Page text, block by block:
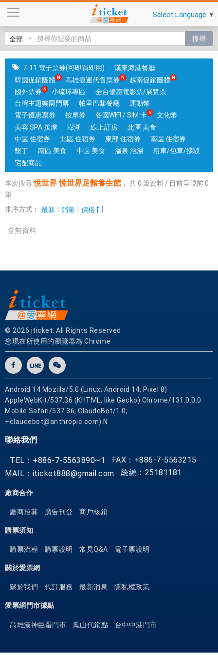
界
悅
世
界
足
體
養
生
館
|
台
和
高
Select Language ▼
搜尋
7-11 電子票券(可即買即用)
漢來海港餐廳
韓國促銷團體
高雄捷運代售票券
越南促銷團體
國外票券
小琉球專區
全台優惠電影票/展覽票
台灣主題樂園門票
帕里巴黎餐廳
運動幣
電子優惠票券
按摩券 各國WIFI / SIM 卡
文化幣
美容 SPA 按摩
澎湖 線上訂房
北區 美食
中區 住宿券
北區 住宿券 東部 住宿券
南區 住宿券
墾丁
南區 美食 中區 美食 溫泉 泡湯
租車/包車/接駁
宅配商品
本次搜尋悅世界 悅世界足體養生館 ， 共0 筆資料 / 目前呈現前0
筆
排序方式：
最新 銷量 價格
查無資料
© 2026 iticket. All Rights Reserved.
您現在所使用的瀏覽器為 Chrome
Android 14 Mozilla/5.0 (Linux; Android 14; Pixel 8)
AppleWebKit/537.36 (KHTML, like Gecko) Chrome/131.0.0.0
Mobile Safari/537.36; ClaudeBot/1.0;
+claudebot@anthropic.com) N
聯絡我們
TEL：+886-7-5563890~1
FAX：+886-7-5563215
MAIL：iticket888@gmail.com
統編：25181181
廠商合作
廠商招募 廣告刊登 商戶核銷
購票須知
購票流程 購票說明 常見Q&A 電子票說明
關於愛票網
關於我們 代訂服務 最新消息 隱私權政策
愛票網門市據點
高雄漢神巨蛋門市 鳳山代銷點 台中中港門市